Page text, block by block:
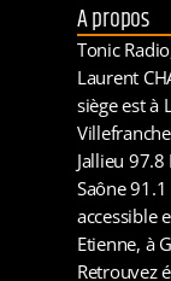
A propos
Tonic
Laurent
siège est à
Jallieu
Saône
accessible
Etienne, à
Retrouvez